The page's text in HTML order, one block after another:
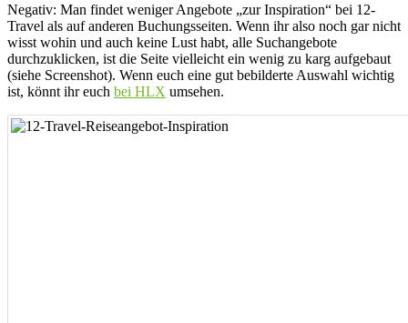
Negativ: Man findet weniger Angebote „zur Inspiration“ bei 12-
Travel als auf anderen Buchungsseiten. Wenn ihr also noch gar nicht
wisst wohin und auch keine Lust habt, alle Suchangebote
durchzuklicken, ist die Seite vielleicht ein wenig zu karg aufgebaut
(siehe Screenshot). Wenn euch eine gut bebilderte Auswahl wichtig
ist, könnt ihr euch bei HLX umsehen.